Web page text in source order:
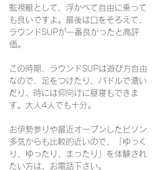
監視艇として、浮かべて自由に乗って
も良いですよ。最後は口をそろえて、
ラウンドSUPが一番良かったと高評
価。
この時期、ラウンドSUPは遊び方自由
なので、足をつけたり、パドルで漕い
だり、時には仰向けに昼寝もできま
す。大人4人でも十分。
お伊勢参りや最近オープンしたビソン
多気からも比較的近いので、「ゆっく
り、ゆったり、まったり」を体験され
たい方は、お電話下さい。